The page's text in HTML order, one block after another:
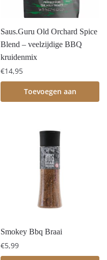
Saus.Guru Old Orchard Spice
Blend – veelzijdige BBQ
kruidenmix
€14,95
Toevoegen aan
Smokey Bbq Braai
€5,99